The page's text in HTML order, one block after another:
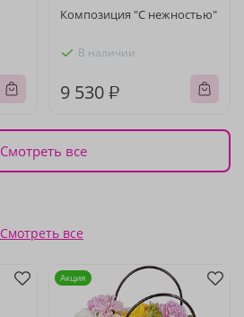
Композиция "С нежностью"
В наличии
9 530 ₽
Смотреть все
Смотреть все
Акция